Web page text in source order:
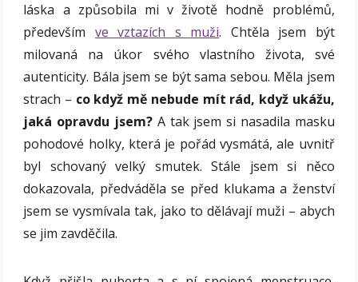
láska a způsobila mi v životě hodně problémů,
především ve vztazích s muži. Chtěla jsem být
milovaná na úkor svého vlastního života, své
autenticity. Bála jsem se být sama sebou. Měla jsem
strach – co když mě nebude mít rád, když ukážu,
jaká opravdu jsem? A tak jsem si nasadila masku
pohodové holky, která je pořád vysmátá, ale uvnitř
byl schovaný velký smutek. Stále jsem si něco
dokazovala, předváděla se před klukama a ženství
jsem se vysmívala tak, jako to dělávají muži – abych
se jim zavděčila.